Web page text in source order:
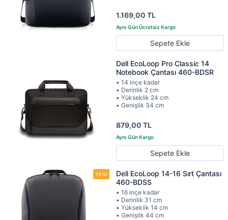
1.169,00 TL
Sepete Ekle
Dell EcoLoop Pro Classic 14
Notebook Çantası 460-BDSR
• 14 inçe kadar
• Derinlik 2 cm
• Yükseklik 24 cm
• Genişlik 34 cm
879,00 TL
Sepete Ekle
Dell EcoLoop 14-16 Sırt Çantası
460-BDSS
• 16 inçe kadar
• Derinlik 31 cm
• Yükseklik 14 cm
• Genişlik 44 cm